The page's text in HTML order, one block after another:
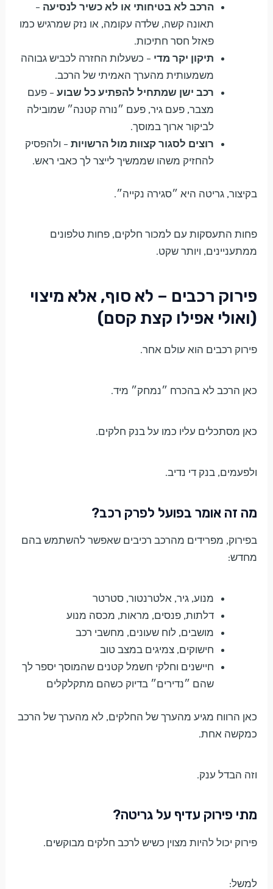
הרכב לא בטיחותי או לא כשיר לנסיעה –
תאונה קשה, שלדה עקומה, או נזק שמרגיש כמו
פאזל חסר חתיכות.
תיקון יקר מדי – כשעלות החזרה לכביש גבוהה
משמעותית מהערך האמיתי של הרכב.
רכב ישן שמתחיל להפתיע כל שבוע – פעם
מצבר, פעם גיר, פעם ״נורה קטנה״ שמובילה
לביקור ארוך במוסך.
רוצים לסגור קצוות מול הרשויות – ולהפסיק
להחזיק משהו שממשיך לייצר לך כאבי ראש.
בקיצור, גריטה היא ״סגירה נקייה״.
פחות התעסקות עם למכור חלקים, פחות טלפונים
ממתעניינים, ויותר שקט.
פירוק רכבים – לא סוף, אלא מיצוי
(ואולי אפילו קצת קסם)
פירוק רכבים הוא עולם אחר.
כאן הרכב לא בהכרח ״נמחק״ מיד.
כאן מסתכלים עליו כמו על בנק חלקים.
ולפעמים, בנק די נדיב.
מה זה אומר בפועל לפרק רכב?
בפירוק, מפרידים מהרכב רכיבים שאפשר להשתמש בהם
מחדש:
מנוע, גיר, אלטרנטור, סטרטר
דלתות, פנסים, מראות, מכסה מנוע
מושבים, לוח שעונים, מחשבי רכב
חישוקים, צמיגים במצב טוב
חיישנים וחלקי חשמל קטנים שהמוסך יספר לך
שהם ״נדירים״ בדיוק כשהם מתקלקלים
כאן הרווח מגיע מהערך של החלקים, לא מהערך של הרכב
כמקשה אחת.
וזה הבדל ענק.
מתי פירוק עדיף על גריטה?
פירוק יכול להיות מצוין כשיש לרכב חלקים מבוקשים.
למשל: